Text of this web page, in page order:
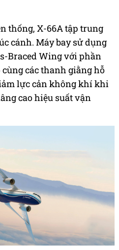
thống, X-66A tập trung
cánh. Máy bay sử dụng
Braced Wing với phần
các thanh giằng hỗ
lực cản không khí khi
cao hiệu suất vận